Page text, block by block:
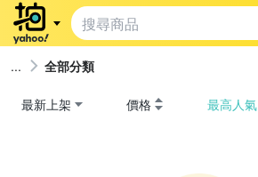
全部分類
最新上架 價格 最高人氣